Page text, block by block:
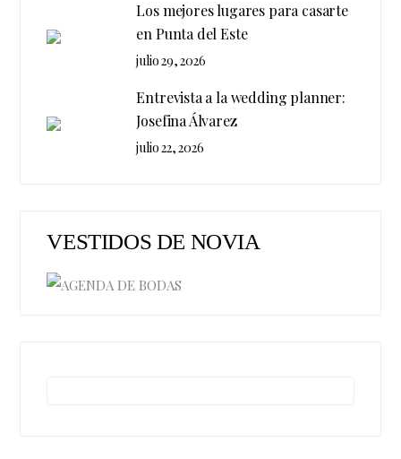
Los mejores lugares para casarte
en Punta del Este
julio 29, 2026
Entrevista a la wedding planner:
Josefina Álvarez
julio 22, 2026
VESTIDOS DE NOVIA